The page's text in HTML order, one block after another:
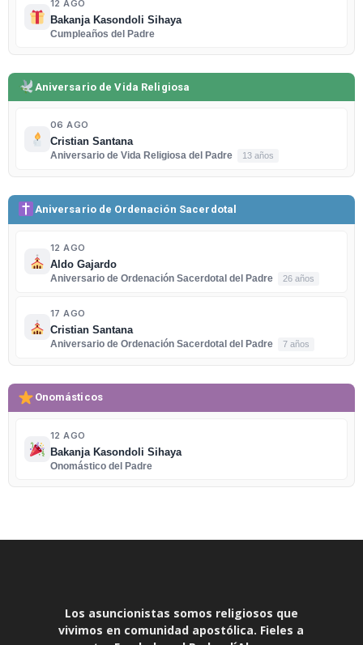
12 AGO
Bakanja Kasondoli Sihaya
Cumpleaños del Padre
Aniversario de Vida Religiosa
06 AGO
Cristian Santana
Aniversario de Vida Religiosa del Padre
13 años
Aniversario de Ordenación Sacerdotal
12 AGO
Aldo Gajardo
Aniversario de Ordenación Sacerdotal del Padre
26 años
17 AGO
Cristian Santana
Aniversario de Ordenación Sacerdotal del Padre
7 años
Onomásticos
12 AGO
Bakanja Kasondoli Sihaya
Onomástico del Padre
Los asuncionistas somos religiosos que
vivimos en comunidad apostólica. Fieles a